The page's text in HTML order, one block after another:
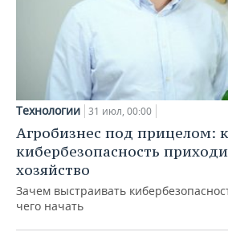
Технологии 31 июл, 00:00
Агробизнес под прицелом:
кибербезопасность
хозяйство
Зачем выстраивать
чего начать